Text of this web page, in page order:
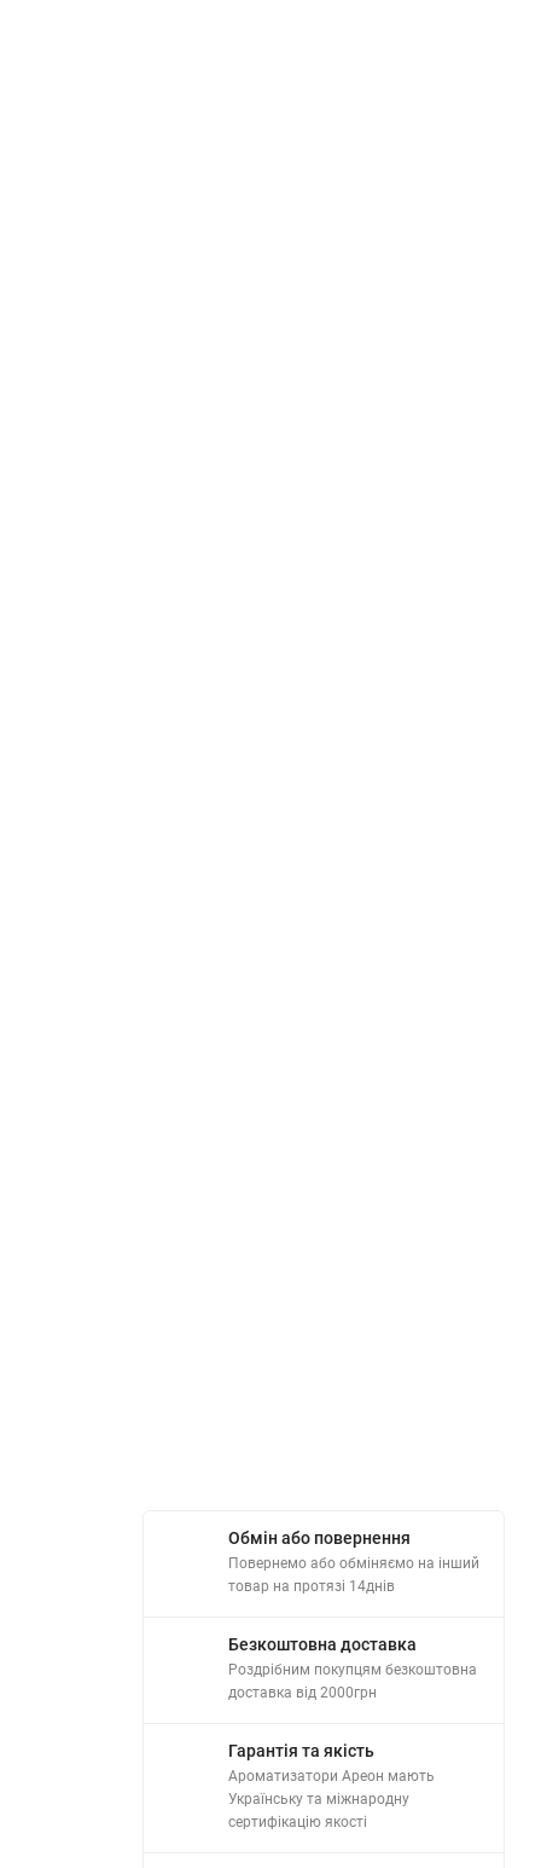
Обмін або повернення
Повернемо або обміняємо на інший
товар на протязі 14днів
Безкоштовна доставка
Роздрібним покупцям безкоштовна
доставка від 2000грн
Гарантія та якість
Ароматизатори Ареон мають
Українську та міжнародну
сертифікацію якості